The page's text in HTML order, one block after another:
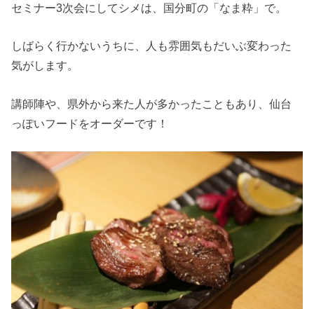
セミナー3次会にしてシメは、国分町の「なま粋」で。
しばらく行かないうちに、人も雰囲気もだいぶ変わった
気がします。
講師陣や、県外から来た人が多かったこともあり、仙台
っぽいフードをオーダーです！